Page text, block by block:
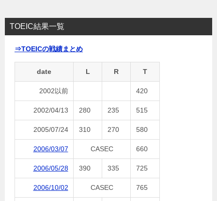
TOEIC結果一覧
⇒TOEICの戦績まとめ
date L R T
2002以前 420
2002/04/13 280 235 515
2005/07/24 310 270 580
2006/03/07 CASEC 660
2006/05/28 390 335 725
2006/10/02 CASEC 765